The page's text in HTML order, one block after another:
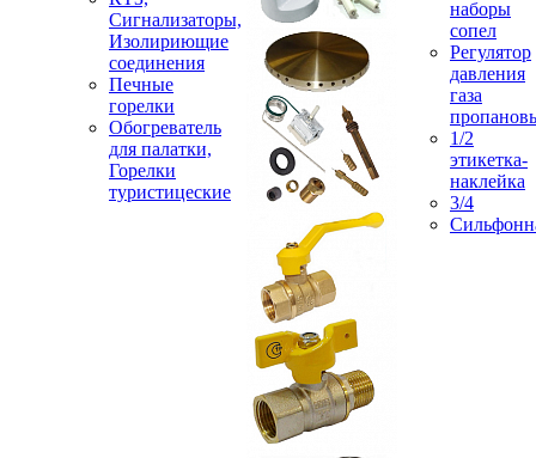
Сигнализаторы,
Изолириющие
соединения
Печные
горелки
Обогреватель
для палатки,
Горелки
туристицеские
наборы
сопел
Регулятор
давления
газа
1/2
этикетка-
наклейка
3/4